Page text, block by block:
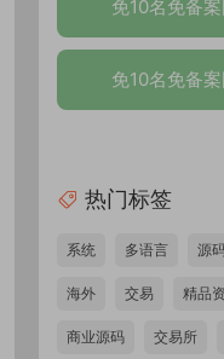
免10名免备
免10名免备
热门标签
系统 多语言 源
海外 交易 精品
商业源码 交易所